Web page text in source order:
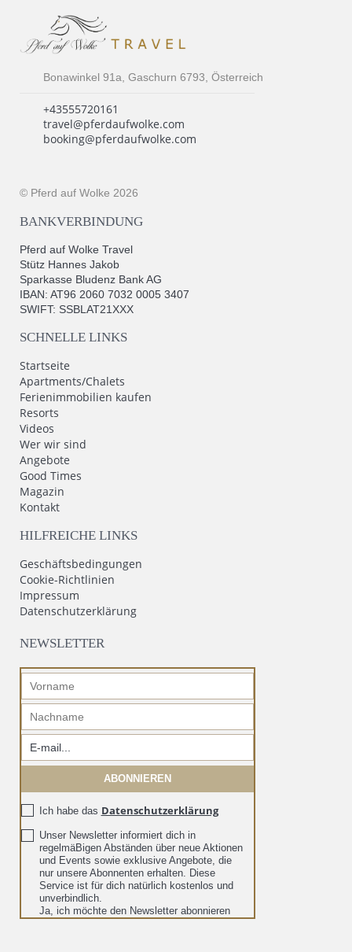
Bonawinkel 91a, Gaschurn 6793, Österreich
+43555720161
travel@pferdaufwolke.com
booking@pferdaufwolke.com
© Pferd auf Wolke 2026
BANKVERBINDUNG
Pferd auf Wolke Travel
Stütz Hannes Jakob
Sparkasse Bludenz Bank AG
IBAN: AT96 2060 7032 0005 3407
SWIFT: SSBLAT21XXX
SCHNELLE LINKS
Startseite
Apartments/Chalets
Ferienimmobilien kaufen
Resorts
Videos
Wer wir sind
Angebote
Good Times
Magazin
Kontakt
HILFREICHE LINKS
Geschäftsbedingungen
Cookie-Richtlinien
Impressum
Datenschutzerklärung
NEWSLETTER
Ich habe das Datenschutzerklärung
Unser Newsletter informiert dich in
regelmäBigen Abständen über neue Aktionen
und Events sowie exklusive Angebote, die
nur unsere Abonnenten erhalten. Diese
Service ist für dich natürlich kostenlos und
unverbindlich.
Ja, ich möchte den Newsletter abonnieren